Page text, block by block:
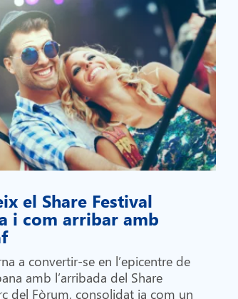
el Share Festival
i com arribar amb
a convertir-se en l’epicentre de
amb l’arribada del Share
del Fòrum, consolidat ja com un